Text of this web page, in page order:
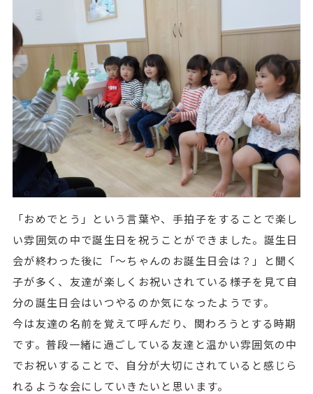
「おめでとう」という言葉や、手拍子をすることで楽し
い雰囲気の中で誕生日を祝うことができました。誕生日
会が終わった後に「～ちゃんのお誕生日会は？」と聞く
子が多く、友達が楽しくお祝いされている様子を見て自
分の誕生日会はいつやるのか気になったようです。
今は友達の名前を覚えて呼んだり、関わろうとする時期
です。普段一緒に過ごしている友達と温かい雰囲気の中
でお祝いすることで、自分が大切にされていると感じら
れるような会にしていきたいと思います。